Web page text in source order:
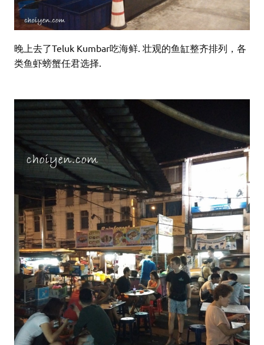
晚上去了Teluk Kumbar吃海鲜. 壮观的鱼缸整齐排列，各
类鱼虾螃蟹任君选择.